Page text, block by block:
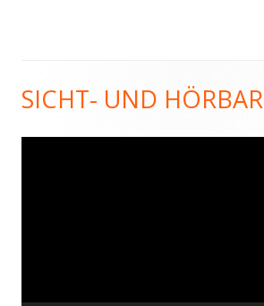
Haupt-
Seitenleiste
SICHT- UND HÖRBAR